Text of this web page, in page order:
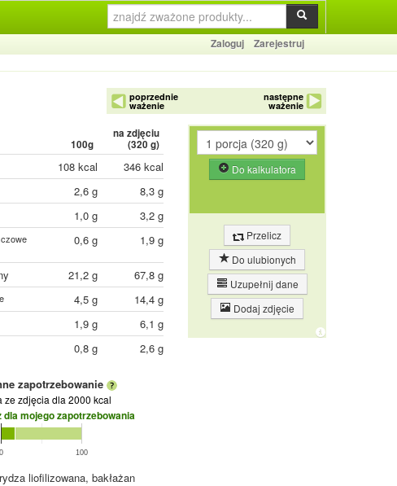
Zaloguj
Zarejestruj
poprzednie
ważenie
następne
ważenie
100g
na zdjęciu
(320 g)
108 kcal
346 kcal
2,6 g
8,3 g
1,0 g 3,2 g
0,6 g 1,9 g
21,2 g 67,8 g
4,5 g
14,4 g
1,9 g
6,1 g
0,8 g 2,6 g
zapotrzebowanie
ze zdjęcia dla 2000 kcal
dla mojego zapotrzebowania
0 100
Do kalkulatora
Przelicz
Do ulubionych
Uzupełnij dane
Dodaj zdjęcie
liofilizowana, bakłażan